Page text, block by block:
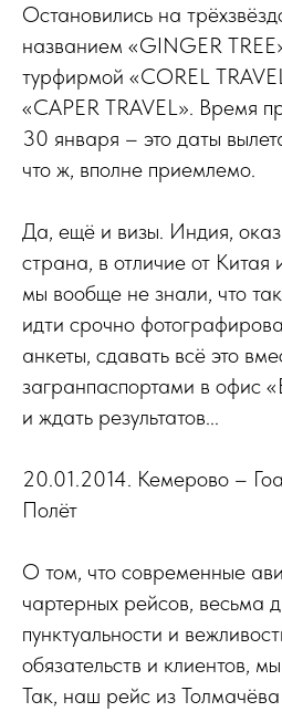
Остановились на
названием «GINGER
турфирмой «COREL
«CAPER TRAVEL». Время
30 января – это даты
что ж, вполне приемлемо.
Да, ещё и визы. Индия,
страна, в отличие от
мы вообще не знали, что
идти срочно
анкеты, сдавать всё это
загранпаспортами в офис
и ждать результатов...
20.01.2014. Кемерово –
Полёт
О том, что современные
чартерных рейсов, весьма
пунктуальности и
обязательств и клиентов,
Так, наш рейс из